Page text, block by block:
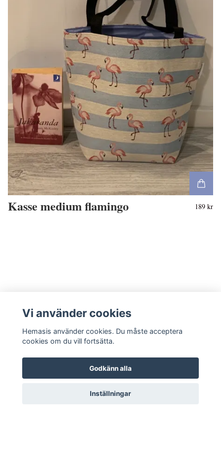
Kasse medium flamingo 189 kr
Kontakta oss
Vi använder cookies
Hemasis använder cookies. Du måste acceptera
cookies om du vill fortsätta.
Godkänn alla
Inställningar